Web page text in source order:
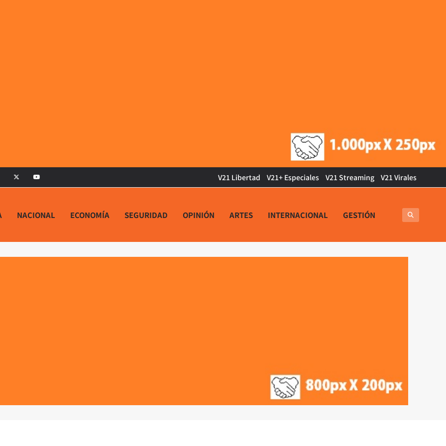
V21 Libertad V21+ Especiales V21 Streaming V21 Virales
NACIONAL ECONOMÍA SEGURIDAD OPINIÓN ARTES INTERNACIONAL GESTIÓN